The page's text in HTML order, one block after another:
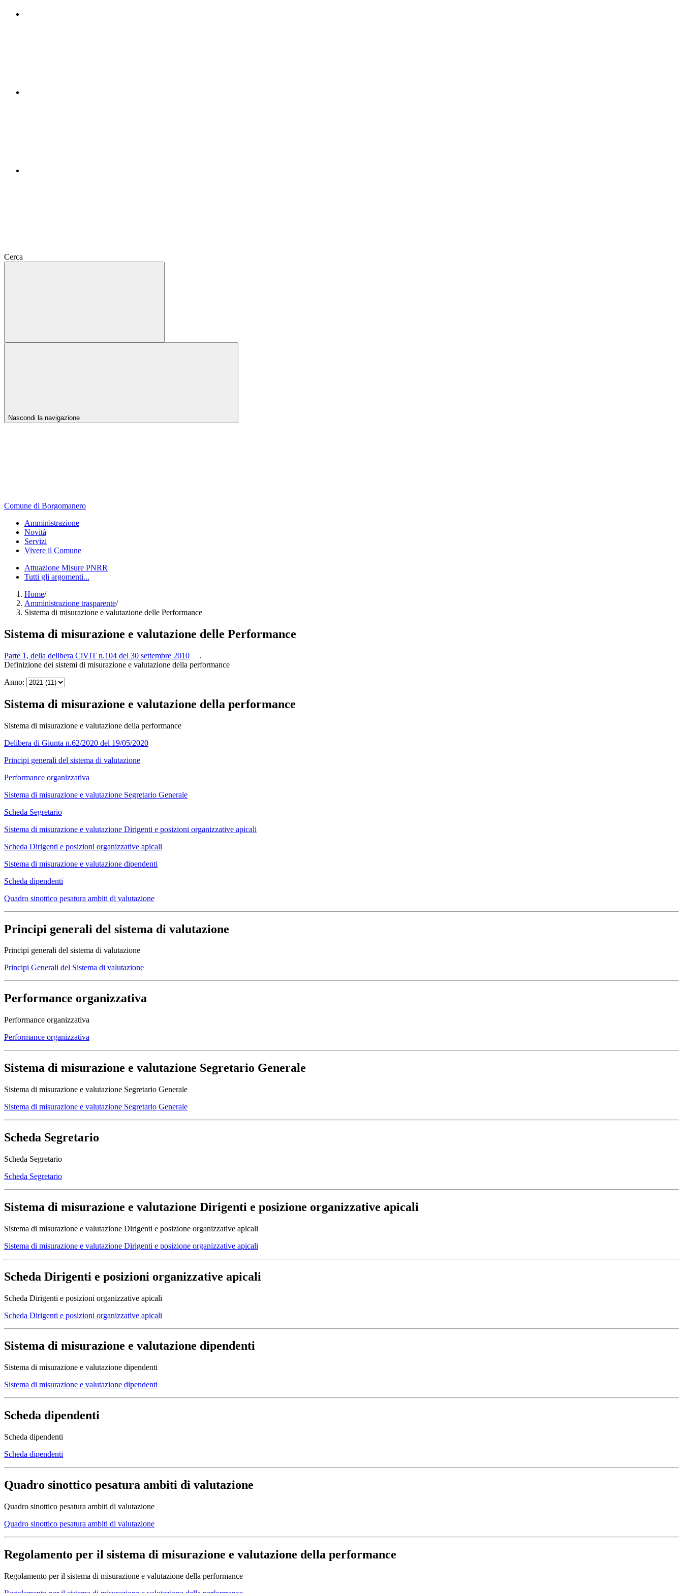
Cerca
Nascondi la navigazione
Comune di Borgomanero
Amministrazione
Novità
Servizi
Vivere il Comune
Attuazione Misure PNRR
Tutti gli argomenti...
Home/
Amministrazione trasparente/
Sistema di misurazione e valutazione delle Performance
Sistema di misurazione e valutazione delle Performance
Parte 1, della delibera CiVIT n.104 del 30 settembre 2010
.
Definizione dei sistemi di misurazione e valutazione della performance
Anno:
Sistema di misurazione e valutazione della performance
Sistema di misurazione e valutazione della performance
Delibera di Giunta n.62/2020 del 19/05/2020
Principi generali del sistema di valutazione
Performance organizzativa
Sistema di misurazione e valutazione Segretario Generale
Scheda Segretario
Sistema di misurazione e valutazione Dirigenti e posizioni organizzative apicali
Scheda Dirigenti e posizioni organizzative apicali
Sistema di misurazione e valutazione dipendenti
Scheda dipendenti
Quadro sinottico pesatura ambiti di valutazione
Principi generali del sistema di valutazione
Principi generali del sistema di valutazione
Principi Generali del Sistema di valutazione
Performance organizzativa
Performance organizzativa
Performance organizzativa
Sistema di misurazione e valutazione Segretario Generale
Sistema di misurazione e valutazione Segretario Generale
Sistema di misurazione e valutazione Segretario Generale
Scheda Segretario
Scheda Segretario
Scheda Segretario
Sistema di misurazione e valutazione Dirigenti e posizione organizzative apicali
Sistema di misurazione e valutazione Dirigenti e posizione organizzative apicali
Sistema di misurazione e valutazione Dirigenti e posizione organizzative apicali
Scheda Dirigenti e posizioni organizzative apicali
Scheda Dirigenti e posizioni organizzative apicali
Scheda Dirigenti e posizioni organizzative apicali
Sistema di misurazione e valutazione dipendenti
Sistema di misurazione e valutazione dipendenti
Sistema di misurazione e valutazione dipendenti
Scheda dipendenti
Scheda dipendenti
Scheda dipendenti
Quadro sinottico pesatura ambiti di valutazione
Quadro sinottico pesatura ambiti di valutazione
Quadro sinottico pesatura ambiti di valutazione
Regolamento per il sistema di misurazione e valutazione della performance
Regolamento per il sistema di misurazione e valutazione della performance